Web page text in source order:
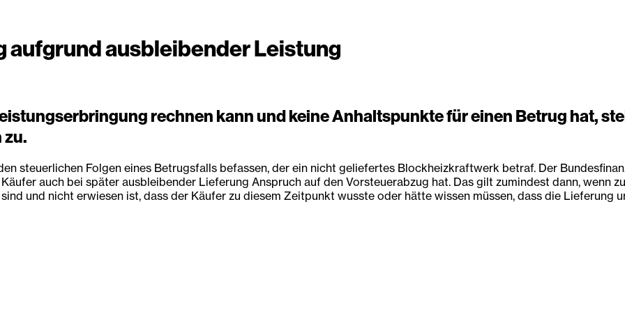
aufgrund ausbleibender Leistung
rechnen kann und keine Anhaltspunkte für einen Betrug hat,
zu.
steuerlichen Folgen eines Betrugsfalls befassen, der ein nicht geliefertes Blockheizkraftwerk betraf. Der
auch bei später ausbleibender Lieferung Anspruch auf den Vorsteuerabzug hat. Das gilt zumindest dann, wenn
und nicht erwiesen ist, dass der Käufer zu diesem Zeitpunkt wusste oder hätte wissen müssen, dass die Lieferung